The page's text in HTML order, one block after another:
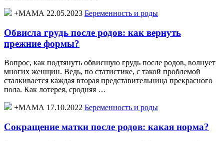
+МАМА 22.05.2023 Беременность и роды
Обвисла грудь после родов: как вернуть
прежние формы?
Вопрос, как подтянуть обвисшую грудь после родов, волнует
многих женщин. Ведь, по статистике, с такой проблемой
сталкивается каждая вторая представительница прекрасного
пола. Как лотерея, сродняя …
+МАМА 17.10.2022 Беременность и роды
Сокращение матки после родов: какая норма?